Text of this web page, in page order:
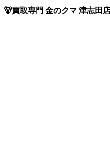
🐻買取専門 金のクマ 津志田